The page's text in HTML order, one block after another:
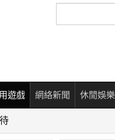
尋
遊戲 網絡新聞 休閒娛樂